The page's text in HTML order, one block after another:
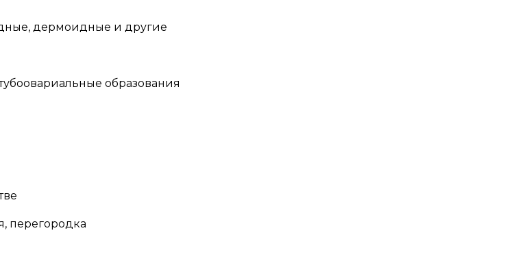
дермоидные и другие
образования
перегородка